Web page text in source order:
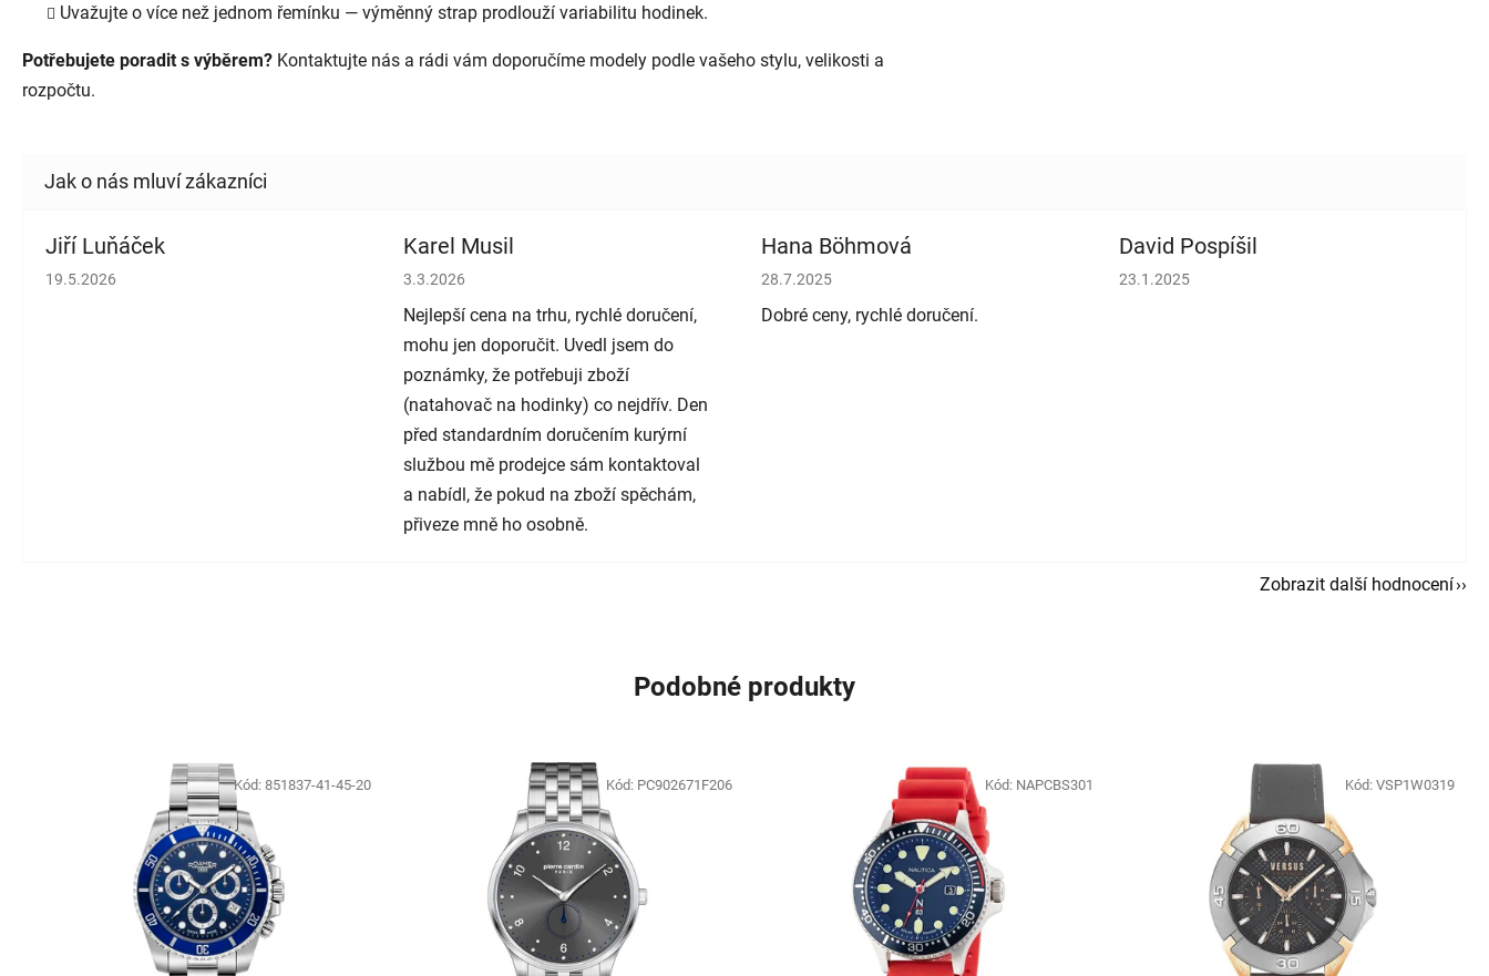
Uvažujte o více než jednom řemínku — výměnný strap prodlouží variabilitu hodinek.
Potřebujete poradit s výběrem? Kontaktujte nás a rádi vám doporučíme modely podle vašeho stylu, velikosti a
rozpočtu.
Jiří Luňáček
Hodnocení obchodu je 5 z 5 hvězdiček.
19.5.2026
Karel Musil
Hodnocení obchodu je 5 z 5 hvězdiček.
3.3.2026
Nejlepší cena na trhu, rychlé doručení,
mohu jen doporučit. Uvedl jsem do
poznámky, že potřebuji zboží
(natahovač na hodinky) co nejdřív. Den
před standardním doručením kurýrní
službou mě prodejce sám kontaktoval
a nabídl, že pokud na zboží spěchám,
přiveze mně ho osobně.
Hana Böhmová
Hodnocení obchodu je 5 z 5 hvězdiček.
28.7.2025
Dobré ceny, rychlé doručení.
David Pospíšil
Hodnocení obchodu je 5 z 5 hvězdiček.
23.1.2025
Zobrazit další hodnocení
Podobné produkty
Kód: 851837-41-45-20 Kód: PC902671F206 Kód: NAPCBS301 Kód: VSP1W0319